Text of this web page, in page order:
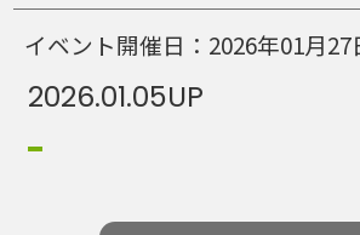
イベント開催日： 2026年01月27
2026.01.05UP